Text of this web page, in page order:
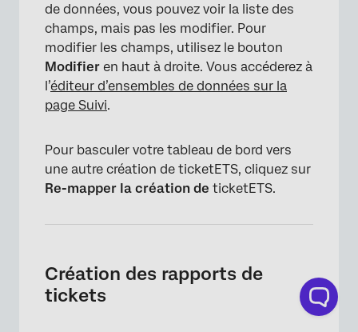
×
de données, vous pouvez voir la liste des
champs, mais pas les modifier. Pour
modifier les champs, utilisez le bouton
Modifier en haut à droite. Vous accéderez à
l’éditeur d’ensembles de données sur la
page Suivi.
Pour basculer votre tableau de bord vers
une autre création de ticketETS, cliquez sur
Re-mapper la création de ticketETS.
Création des rapports de
tickets